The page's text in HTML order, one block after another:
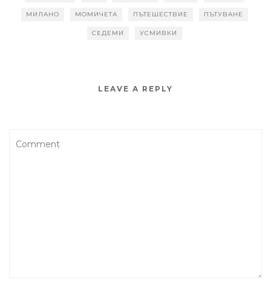
МИЛАНО МОМИЧЕТА ПЪТЕШЕСТВИЕ ПЪТУВАНЕ
СЕДЕМИ УСМИВКИ
LEAVE A REPLY